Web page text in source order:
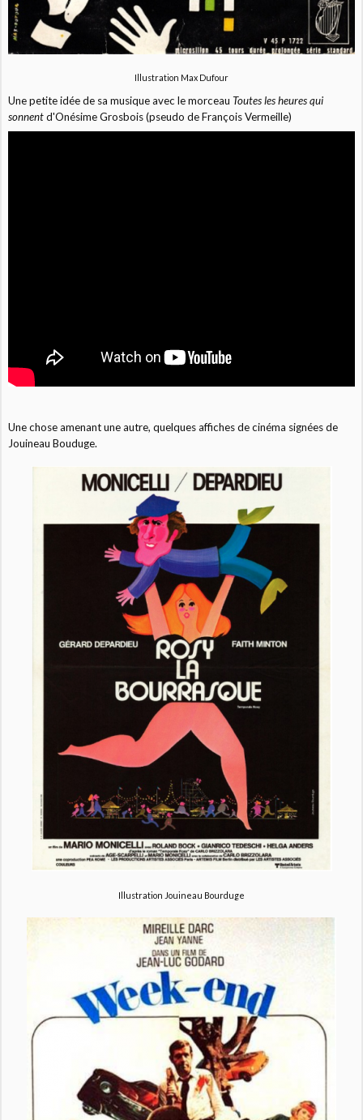
Illustration Max Dufour
Une petite idée de sa musique avec le morceauToutes les heures qui
sonnentd'Onésime Grosbois (pseudo de François Vermeille)
Une chose amenant une autre, quelques affiches de cinéma signées de
Jouineau Bouduge.
Illustration Jouineau Bourduge